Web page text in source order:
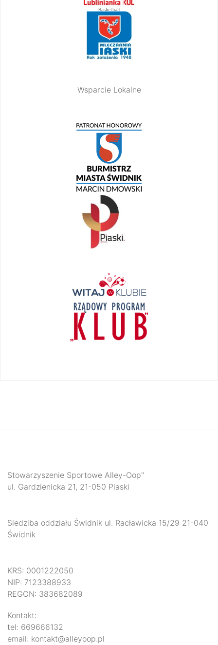
Wsparcie Lokalne
Stowarzyszenie Sportowe Alley-Oop"
ul. Gardzienicka 21, 21-050 Piaski
Siedziba oddziału Świdnik ul. Racławicka 15/29 21-040
Świdnik
KRS: 0001222050
NIP: 7123388933
REGON: 383682089
Kontakt:
tel: 669666132
email: kontakt@alleyoop.pl